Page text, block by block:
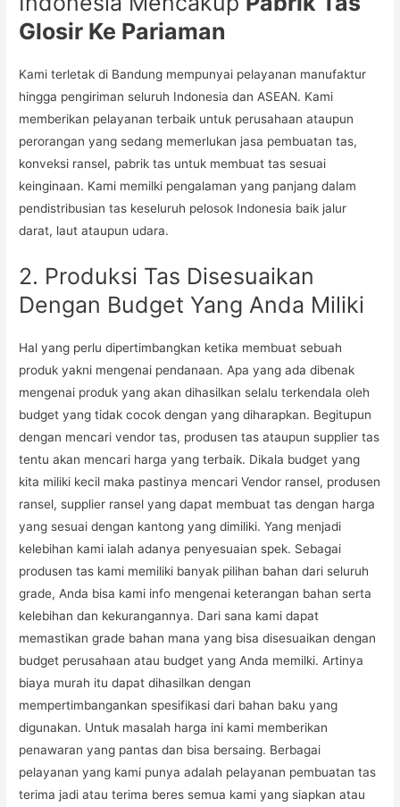
Glosir Ke Pariaman
Kami terletak di Bandung mempunyai pelayanan manufaktur
hingga pengiriman seluruh Indonesia dan ASEAN. Kami
memberikan pelayanan terbaik untuk perusahaan ataupun
perorangan yang sedang memerlukan jasa pembuatan tas,
konveksi ransel, pabrik tas untuk membuat tas sesuai
keinginaan. Kami memilki pengalaman yang panjang dalam
pendistribusian tas keseluruh pelosok Indonesia baik jalur
darat, laut ataupun udara.
2. Produksi Tas Disesuaikan
Dengan Budget Yang Anda Miliki
Hal yang perlu dipertimbangkan ketika membuat sebuah
produk yakni mengenai pendanaan. Apa yang ada dibenak
mengenai produk yang akan dihasilkan selalu terkendala oleh
budget yang tidak cocok dengan yang diharapkan. Begitupun
dengan mencari vendor tas, produsen tas ataupun supplier tas
tentu akan mencari harga yang terbaik. Dikala budget yang
kita miliki kecil maka pastinya mencari Vendor ransel, produsen
ransel, supplier ransel yang dapat membuat tas dengan harga
yang sesuai dengan kantong yang dimiliki. Yang menjadi
kelebihan kami ialah adanya penyesuaian spek. Sebagai
produsen tas kami memiliki banyak pilihan bahan dari seluruh
grade, Anda bisa kami info mengenai keterangan bahan serta
kelebihan dan kekurangannya. Dari sana kami dapat
memastikan grade bahan mana yang bisa disesuaikan dengan
budget perusahaan atau budget yang Anda memilki. Artinya
biaya murah itu dapat dihasilkan dengan
mempertimbangankan spesifikasi dari bahan baku yang
digunakan. Untuk masalah harga ini kami memberikan
penawaran yang pantas dan bisa bersaing. Berbagai
pelayanan yang kami punya adalah pelayanan pembuatan tas
terima jadi atau terima beres semua kami yang siapkan atau